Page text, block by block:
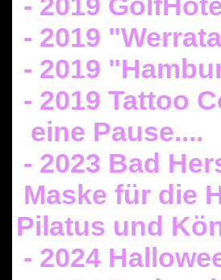
- 2019
- 2019
- 2019 Tattoo
eine Pause....
- 2023 Bad
Maske für die
Pilatus und
- 2024